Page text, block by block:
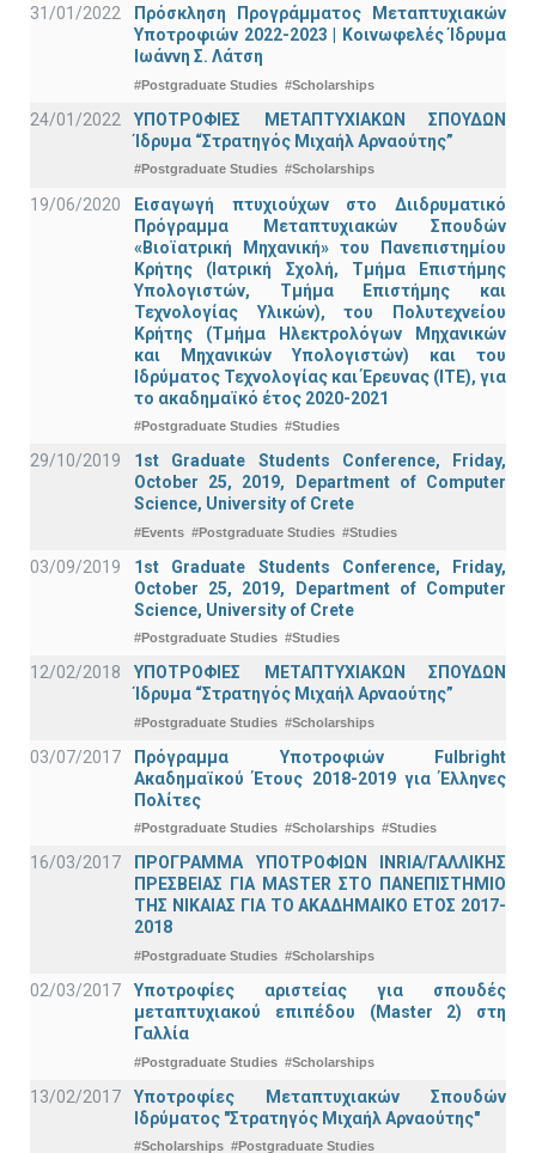
31/01/2022
Πρόσκληση Προγράμματος Μεταπτυχιακών
Υποτροφιών 2022-2023 | Κοινωφελές Ίδρυμα
Ιωάννη Σ. Λάτση
#Postgraduate Studies #Scholarships
24/01/2022
ΥΠΟΤΡΟΦΙΕΣ ΜΕΤΑΠΤΥΧΙΑΚΩΝ ΣΠΟΥΔΩΝ
Ίδρυμα “Στρατηγός Μιχαήλ Αρναούτης”
#Postgraduate Studies #Scholarships
19/06/2020
Εισαγωγή πτυχιούχων στο Διιδρυματικό
Πρόγραμμα Μεταπτυχιακών Σπουδών
«Βιοϊατρική Μηχανική» του Πανεπιστημίου
Κρήτης (Ιατρική Σχολή, Τμήμα Επιστήμης
Υπολογιστών, Τμήμα Επιστήμης και
Τεχνολογίας Υλικών), του Πολυτεχνείου
Κρήτης (Τμήμα Ηλεκτρολόγων Μηχανικών
και Μηχανικών Υπολογιστών) και του
Ιδρύματος Τεχνολογίας και Έρευνας (ΙΤΕ), για
το ακαδημαϊκό έτος 2020-2021
#Postgraduate Studies #Studies
29/10/2019
1st Graduate Students Conference, Friday,
October 25, 2019, Department of Computer
Science, University of Crete
#Events #Postgraduate Studies #Studies
03/09/2019
1st Graduate Students Conference, Friday,
October 25, 2019, Department of Computer
Science, University of Crete
#Postgraduate Studies #Studies
12/02/2018
ΥΠΟΤΡΟΦΙΕΣ ΜΕΤΑΠΤΥΧΙΑΚΩΝ ΣΠΟΥΔΩΝ
Ίδρυμα “Στρατηγός Μιχαήλ Αρναούτης”
#Postgraduate Studies #Scholarships
03/07/2017
Πρόγραμμα Υποτροφιών Fulbright
Ακαδημαϊκού Έτους 2018-2019 για Έλληνες
Πολίτες
#Postgraduate Studies #Scholarships #Studies
16/03/2017
ΠΡΟΓΡΑΜΜΑ ΥΠΟΤΡΟΦΙΩΝ INRIA/ΓΑΛΛΙΚΗΣ
ΠΡΕΣΒΕΙΑΣ ΓΙΑ ΜASTER ΣΤΟ ΠΑΝΕΠΙΣΤΗΜΙΟ
ΤΗΣ ΝΙΚΑΙΑΣ ΓΙΑ ΤΟ ΑΚΑΔΗΜΑΙΚΟ ΕΤΟΣ 2017-
2018
#Postgraduate Studies #Scholarships
02/03/2017
Υποτροφίες αριστείας για σπουδές
μεταπτυχιακού επιπέδου (Master 2) στη
Γαλλία
#Postgraduate Studies #Scholarships
13/02/2017
Υποτροφίες Μεταπτυχιακών Σπουδών
Ιδρύματος "Στρατηγός Μιχαήλ Αρναούτης"
#Scholarships #Postgraduate Studies